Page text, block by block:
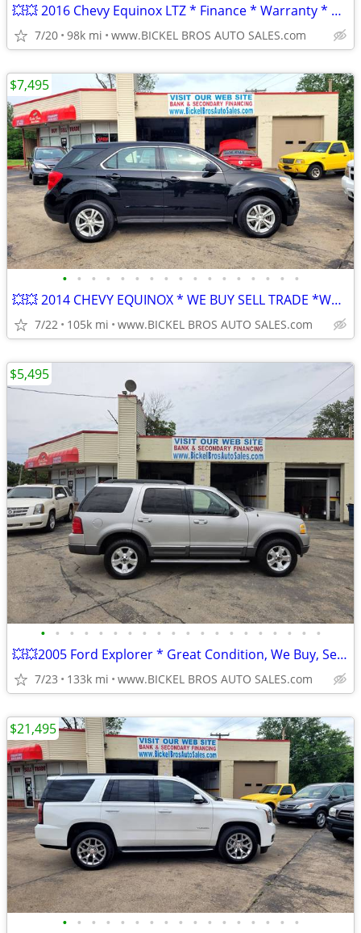
💥💥 2016 Chevy Equinox LTZ * Finance * Warranty * We Buy, Sell, Trade
7/20 98k mi www.BICKEL BROS AUTO SALES.com
• • • • • • • • • • • • • • • • •
💥💥 2014 CHEVY EQUINOX * WE BUY SELL TRADE *WARRANTY FINANCE
7/22 105k mi www.BICKEL BROS AUTO SALES.com
$7,495
• • • • • • • • • • • • • • • • • • • •
💥💥2005 Ford Explorer * Great Condition, We Buy, Sell, Trade Warranty
7/23 133k mi www.BICKEL BROS AUTO SALES.com
$5,495
• • • • • • • • • • • • • • • • •
$21,495